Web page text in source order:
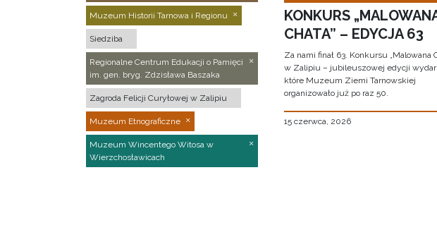
Muzeum Historii Tarnowa i Regionu
Siedziba
Regionalne Centrum Edukacji o Pamięci
im. gen. bryg. Zdzisława Baszaka
Zagroda Felicji Curyłowej w Zalipiu
Muzeum Etnograficzne
Muzeum Wincentego Witosa w
Wierzchosławicach
KONKURS
CHATA” – EDYCJA 63
Za nami finał 63. Konkursu „Malowana
w Zalipiu – jubileuszowej edycji
które Muzeum Ziemi Tarnowskiej
organizowało już po raz 50.
15 czerwca, 2026